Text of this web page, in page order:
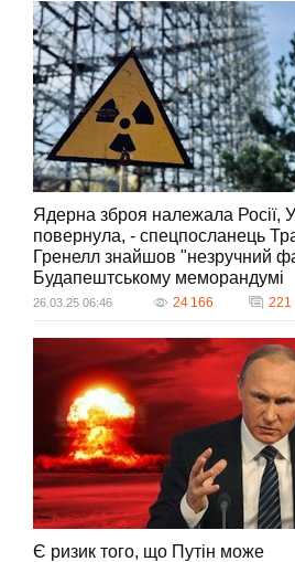
Ядерна зброя належала Росії,
повернула, - спецпосланець
Гренелл знайшов "незручний
Будапештському меморандумі
26.03.25 06:46 24 166 221
Є ризик того, що Путін може